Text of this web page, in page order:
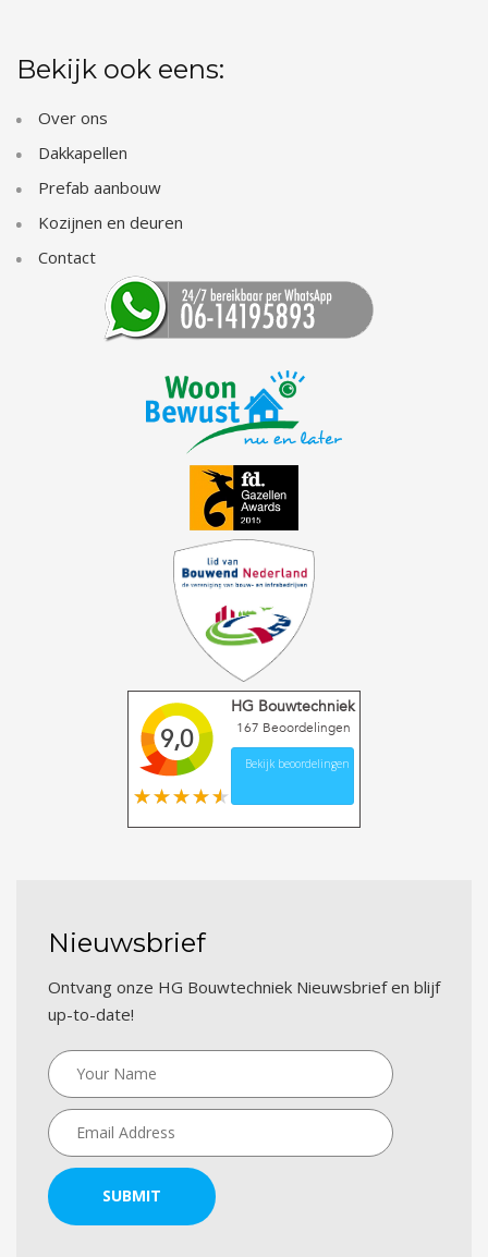
Bekijk ook eens:
Over ons
Dakkapellen
Prefab aanbouw
Kozijnen en deuren
Contact
9,0
HG Bouwtechniek
167 Beoordelingen
Bekijk beoordelingen
Nieuwsbrief
Ontvang onze HG Bouwtechniek Nieuwsbrief en blijf
up-to-date!
SUBMIT